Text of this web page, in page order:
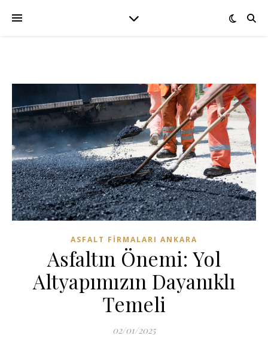
ASFALT FIRMALARI ANKARA
Asfaltın Önemi: Yol
Altyapımızın Dayanıklı
Temeli
02/01/2025